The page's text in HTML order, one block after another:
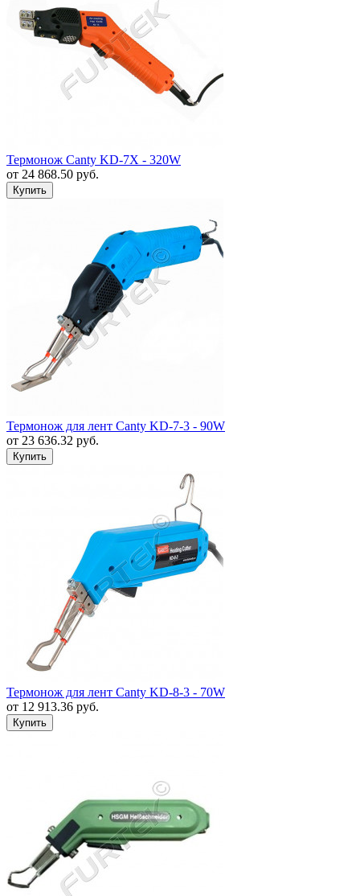
Термонож Canty KD-7X - 320W
от 24 868.50 руб.
Термонож для лент Canty KD-7-3 - 90W
от 23 636.32 руб.
Термонож для лент Canty KD-8-3 - 70W
от 12 913.36 руб.